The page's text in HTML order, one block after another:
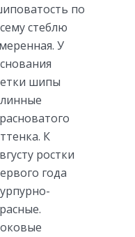
по
стеблю
У
шипы
К
ростки
года